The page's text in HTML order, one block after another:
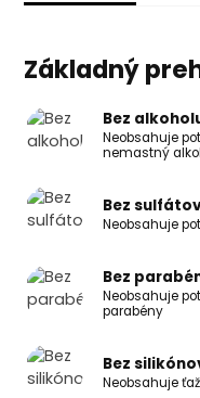
Základný
Bez
Neobsahuje
nemastný
Bez
Neobsahuje
Bez
Neobsahuje
parabény
Bez
Neobsahuje